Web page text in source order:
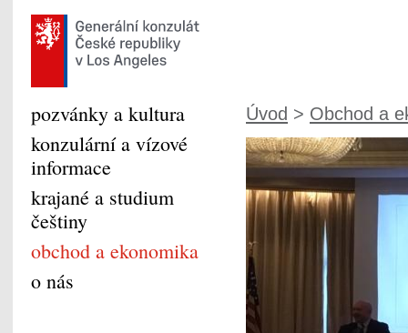
Úvod > Obchod a
pozvánky a kultura
konzulární a vízové
informace
krajané a studium
češtiny
obchod a ekonomika
o nás